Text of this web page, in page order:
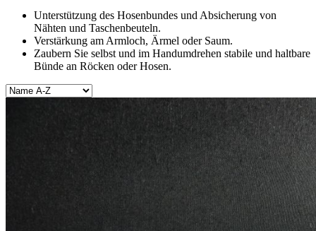
Unterstützung des Hosenbundes und Absicherung von
Nähten und Taschenbeuteln.
Verstärkung am Armloch, Ärmel oder Saum.
Zaubern Sie selbst und im Handumdrehen stabile und haltbare
Bünde an Röcken oder Hosen.